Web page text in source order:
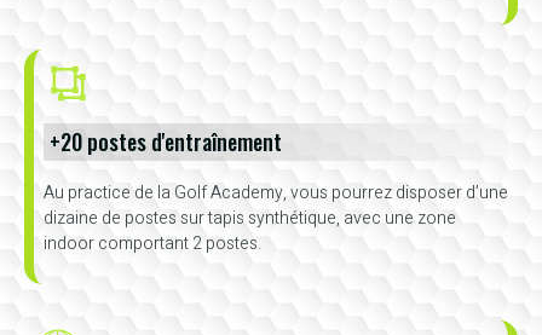
+20 postes d'entraînement
Au practice de la Golf Academy, vous pourrez disposer d’une
dizaine de postes sur tapis synthétique, avec une zone
indoor comportant 2 postes.